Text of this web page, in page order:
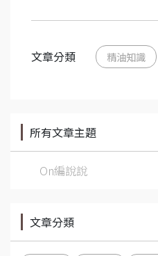
文章分類 精油知識
所有文章主題
On編說說
文章分類